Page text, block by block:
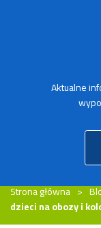
Aktualne
Strona główna
dzieci na obozy i